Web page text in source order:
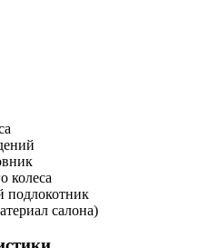
колеса
подлокотник
салона)